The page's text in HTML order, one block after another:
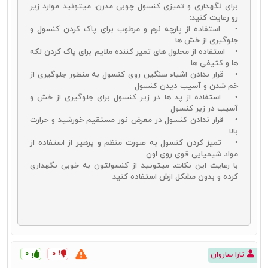
آینه و کنسول چوبی خام چیست؟
آینه و کنسول چوبی خاممحصولی است که از جنس‌های مختلف چوب
تهیه شده و هنوز هیچ طرح و نقشی روی آن ایجاد نشده است. این
محصول را می‌توان به طرح‌ها و نقش‌های دلخواه درآورد و مدل‌های مورد نظر
را روی آن پیاده نمود. دقت کنید که اگر به دنبال خرید کنسول چوبی خام
هستید، حتماً باید دقت ویژه‌ای به کیفیت و جنس چوب به کار رفته برای
تولید آن داشته باشید. به صورت کلی این محصولات هم در انواع وارداتی
و هم در انواع داخلی از جنس‌های بسیار مختلفی ساخته می‌شوند که همین
امر موجب قیمت‌های مختلف این محصول باشد.
نسبت به محصولات آماده به مراتب پایین‌تر است. خرید این محصول
بیشتر برای کسانی مناسب است که به امکان طراحی آن دسترسی دارند. در
غیر این صورت دوباره باید هزینه جانبی به عنوان دستمزد طراح را پرداخت
کنید تا طرح و نقش دلخواه را روی آن بیندازد.
خرید آینه و کنسول چوبیرا با شما در میان بگذاریم. راهنمای خرید آینه
بهترین خرید را برای خانه خود انجام دهید. اطلاعاتی که دقت به آنها برای
هر خریداری لازم است. تفاوتی هم ندارد که به دنبال خرید کدام نوع از
برای نگهداری و تمیزی کنسول چوبی مدرن، میتونید موارد زیر
رو رعایت کنید:
• استفاده از پارچه نرم و مرطوب برای پاک کردن کنسول و
جلوگیری از خش‌ ها
• استفاده از محلول‌ های تمیز کننده ملایم برای پاک کردن لکه‌
ها و کثیفی‌ ها
• قرار ندادن اشیاء سنگین روی کنسول به منظور جلوگیری از
خم شدن و آسیب دیدن کنسول
• استفاده از پد ها در زیر کنسول برای جلوگیری از خش و
آسیب در زیر کنسول
• قرار ندادن کنسول در معرض نور مستقیم خورشید و حرارت
بالا
• تمیز کردن کنسول به صورت منظم و پرهیز از استفاده از
مواد شیمیایی قوی روی اون
با رعایت این نکات، میتونید از کنسولتون به خوبی نگهداری
کرده و بدون مشکل ازش استفاده کنید
تارا ساروان ۰ ۰